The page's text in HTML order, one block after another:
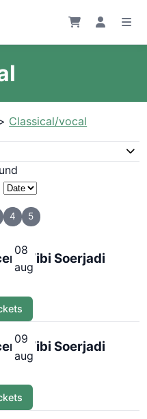
Classical/vocal
4 5
08
aug
Wibi Soerjadi
09
aug
Wibi Soerjadi